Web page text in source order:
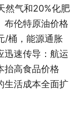
气和20%化肥
伦特原油价格
/桶，能源通胀
迅速传导：航运
抬高食品价格
活成本全面扩